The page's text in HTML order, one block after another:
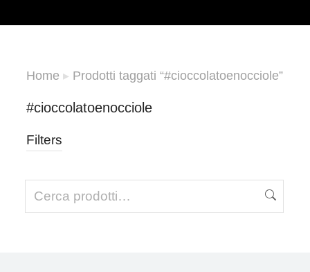
#cioccolatoenocciole
Filters
Tu sei qui:
Home Prodotti taggati “#cioccolatoenocciole”